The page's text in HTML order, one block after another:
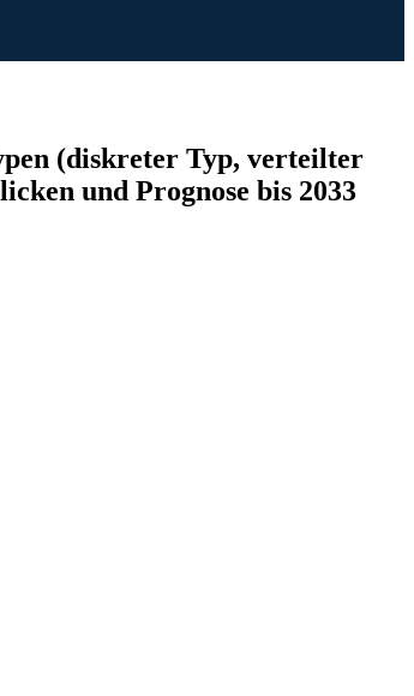
(diskreter Typ, verteilter
und Prognose bis 2033